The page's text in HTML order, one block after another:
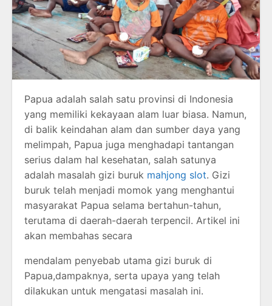
Papua adalah salah satu provinsi di Indonesia
yang memiliki kekayaan alam luar biasa. Namun,
di balik keindahan alam dan sumber daya yang
melimpah, Papua juga menghadapi tantangan
serius dalam hal kesehatan, salah satunya
adalah masalah gizi buruk mahjong slot. Gizi
buruk telah menjadi momok yang menghantui
masyarakat Papua selama bertahun-tahun,
terutama di daerah-daerah terpencil. Artikel ini
akan membahas secara
mendalam penyebab utama gizi buruk di
Papua,dampaknya, serta upaya yang telah
dilakukan untuk mengatasi masalah ini.